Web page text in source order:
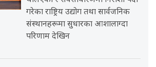
गरेका राष्ट्रिय उद्योग तथा सार्वजनिक
संस्थानहरूमा सुधारका आशालाग्दा
परिणाम देखिन